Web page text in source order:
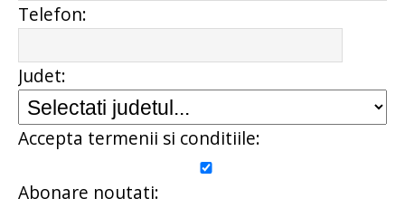
Telefon:
Judet:
Accepta termenii si conditiile:
Abonare noutati: